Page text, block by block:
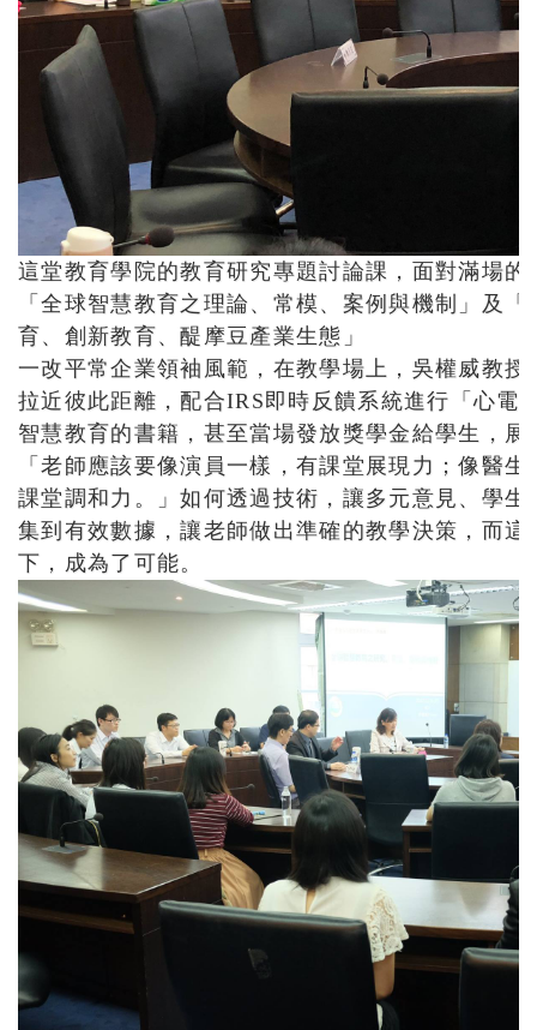
這堂教育學院的教育研究專題討論課，面對滿場
「全球智慧教育之理論、常模、案例與機制」及
育、創新教育、醍摩豆產業生態」
一改平常企業領袖風範，在教學場上，吳權威教
拉近彼此距離，配合IRS即時反饋系統進行「心電
智慧教育的書籍，甚至當場發放獎學金給學生，展
「老師應該要像演員一樣，有課堂展現力；像醫
課堂調和力。」如何透過技術，讓多元意見、學
集到有效數據，讓老師做出準確的教學決策，而
下，成為了可能。